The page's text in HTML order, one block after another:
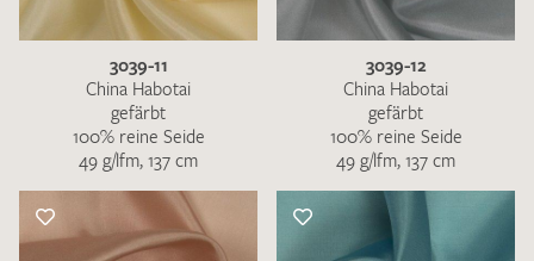
3039-11
China Habotai
gefärbt
100% reine Seide
49 g/lfm, 137 cm
3039-12
China Habotai
gefärbt
100% reine Seide
49 g/lfm, 137 cm